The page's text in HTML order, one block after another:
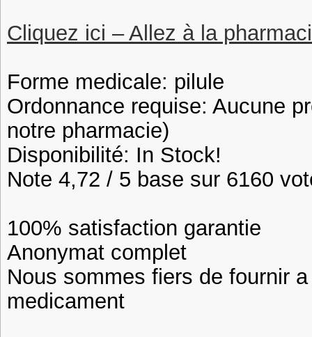
Cliquez ici – Allez à la
Forme medicale: pilule
Ordonnance requise: Aucune
notre pharmacie)
Disponibilité: In Stock!
Note 4,72 / 5 base sur 6160
100% satisfaction garantie
Anonymat complet
Nous sommes fiers de fournir
medicament